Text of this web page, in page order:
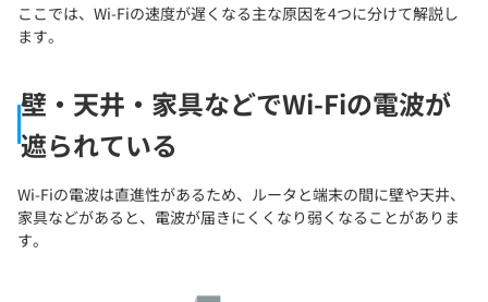
ここでは、Wi-Fiの速度が遅くなる主な原因を4つに分けて解説し
ます。
壁・天井・家具などでWi-Fiの電波が
遮られている
Wi-Fiの電波は直進性があるため、ルータと端末の間に壁や天井、
家具などがあると、電波が届きにくくなり弱くなることがありま
す。